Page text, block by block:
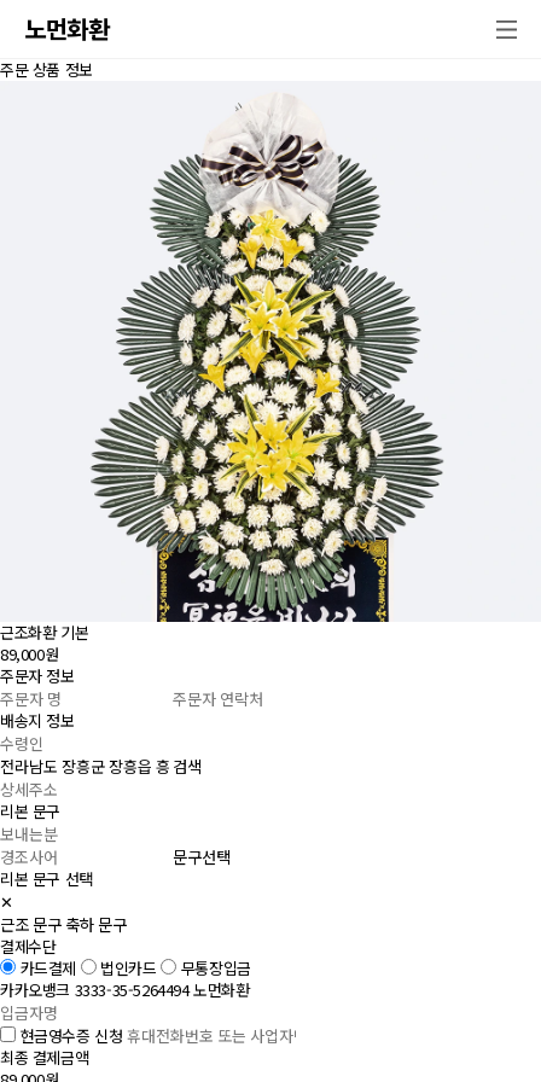
노먼화환
주문 상품 정보
근조화환 기본
89,000원
주문자 정보
배송지 정보
검색
리본 문구
문구선택
리본 문구 선택
✕
근조 문구 축하 문구
결제수단
카드결제
법인카드
무통장입금
카카오뱅크 3333-35-5264494 노먼화환
현금영수증 신청
최종 결제금액